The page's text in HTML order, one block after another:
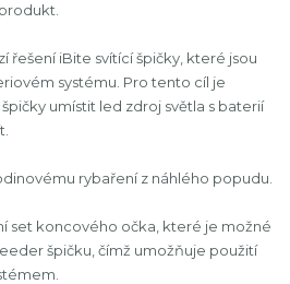
řešení iBite svítící špičky, které jsou
systému. Pro tento cíl je
umístit led zdroj světla s baterií
rybaření z náhlého popudu.
set koncového očka, které je možné
špičku, čímž umožňuje použití